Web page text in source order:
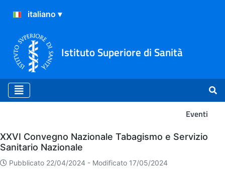
Istituto Superiore di Sanità
Eventi
Eventi
XXVI Convegno Nazionale Tabagismo e Servizio
Sanitario Nazionale
Pubblicato 22/04/2024 - Modificato 17/05/2024